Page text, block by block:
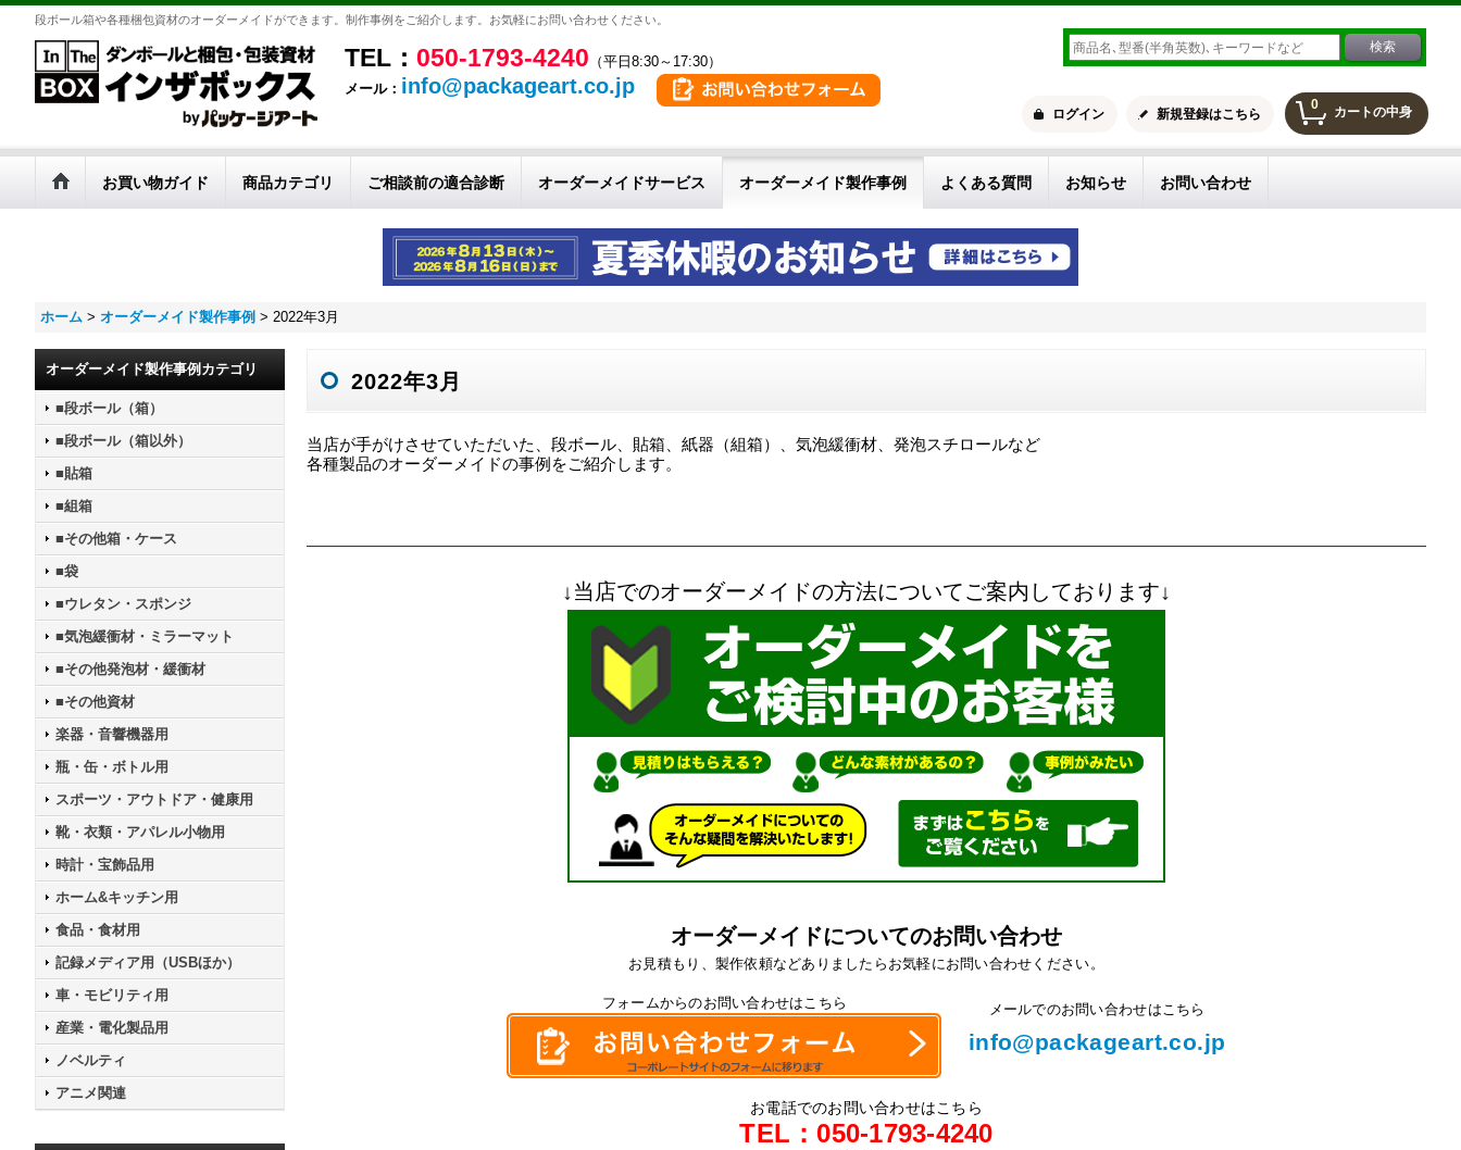
段ボール箱や各種梱包資材のオーダーメイドができます。制作事例をご紹介します。お気軽にお問い合わせください。
TEL： 050-1793-4240 （平日8:30～17:30）
メール： info@packageart.co.jp
0 カートの中身
ログイン 新規登録はこちら
お買い物ガイド 商品カテゴリ ご相談前の適合診断 オーダーメイドサービス オーダーメイド製作事例 よくある質問 お知らせ お問い合わせ
ホーム > オーダーメイド製作事例 > 2022年3月
オーダーメイド製作事例カテゴリ
■段ボール（箱）
■段ボール（箱以外）
■貼箱
■組箱
■その他箱・ケース
■袋
■ウレタン・スポンジ
■気泡緩衝材・ミラーマット
■その他発泡材・緩衝材
■その他資材
楽器・音響機器用
瓶・缶・ボトル用
スポーツ・アウトドア・健康用
靴・衣類・アパレル小物用
時計・宝飾品用
ホーム&キッチン用
食品・食材用
記録メディア用（USBほか）
車・モビリティ用
産業・電化製品用
ノベルティ
アニメ関連
2022年3月
当店が手がけさせていただいた、段ボール、貼箱、紙器（組箱）、気泡緩衝材、発泡スチロールなど
各種製品のオーダーメイドの事例をご紹介します。
↓当店でのオーダーメイドの方法についてご案内しております↓
オーダーメイドについてのお問い合わせ
お見積もり、製作依頼などありましたらお気軽にお問い合わせください。
フォームからのお問い合わせはこちら メールでのお問い合わせはこちら
info@packageart.co.jp
お電話でのお問い合わせはこちら
TEL： 050-1793-4240